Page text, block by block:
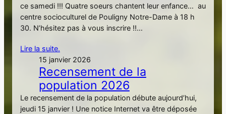
ce samedi !!! Quatre soeurs chantent leur enfance… au
centre socioculturel de Pouligny Notre-Dame à 18 h
30. N’hésitez pas à vous inscrire !!…
Lire la suite.
15 janvier 2026
Recensement de la
population 2026
Le recensement de la population débute aujourd’hui,
jeudi 15 janvier ! Une notice Internet va être déposée